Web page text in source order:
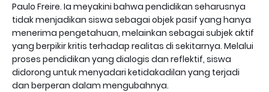
Paulo Freire. Ia meyakini bahwa pendidikan seharusnya
tidak menjadikan siswa sebagai objek pasif yang hanya
menerima pengetahuan, melainkan sebagai subjek aktif
yang berpikir kritis terhadap realitas di sekitarnya. Melalui
proses pendidikan yang dialogis dan reflektif, siswa
didorong untuk menyadari ketidakadilan yang terjadi
dan berperan dalam mengubahnya.